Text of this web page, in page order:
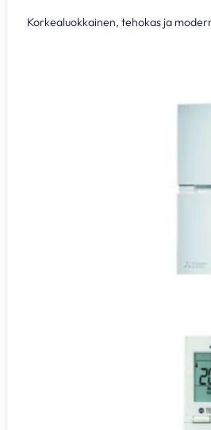
Korkealuokkainen, tehokas ja